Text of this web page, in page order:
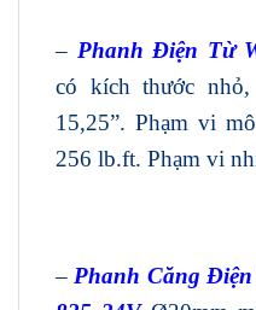
– Phanh Điện Từ
có kích thước
15,25”. Phạm vi
256 lb.ft. Phạm vi
– Phanh Căng